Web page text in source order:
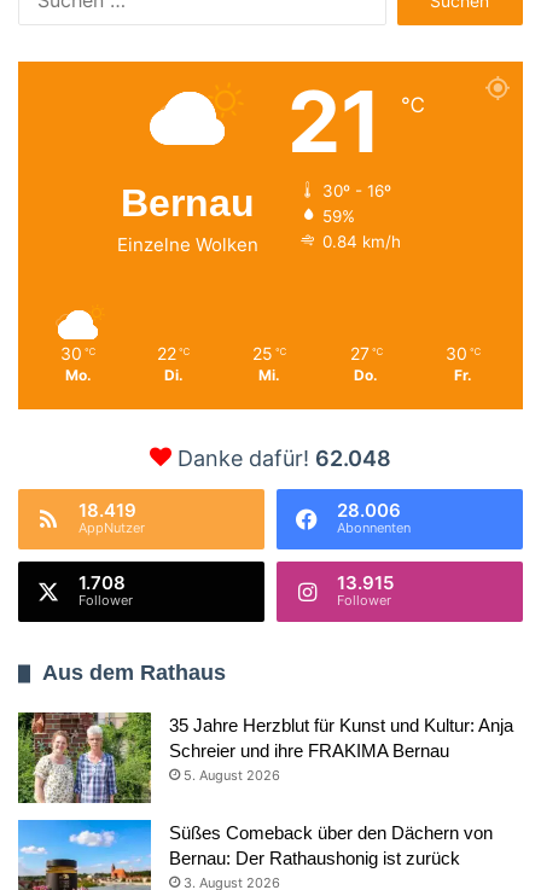
nach:
Bernau
Einzelne Wolken
21 ℃
30º - 16º
59%
0.84 km/h
30 ℃
Mo.
22 ℃
Di.
25 ℃
Mi.
27 ℃
Do.
30 ℃
Fr.
Danke dafür! 62.048
18.419
AppNutzer
28.006
Abonnenten
1.708
Follower
13.915
Follower
Aus dem Rathaus
35 Jahre Herzblut für Kunst und Kultur: Anja
Schreier und ihre FRAKIMA Bernau
5. August 2026
Süßes Comeback über den Dächern von
Bernau: Der Rathaushonig ist zurück
3. August 2026